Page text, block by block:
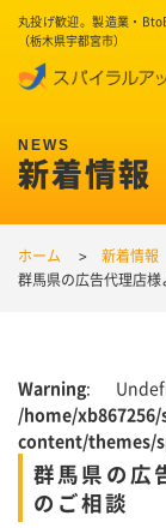
丸投げ歓迎。製造業・
（栃木県宇都宮市）
新着情報
ホーム
新着情報
群馬県の広告代理店
Warning:
/home/
content/themes/
群馬県の広
のご相談